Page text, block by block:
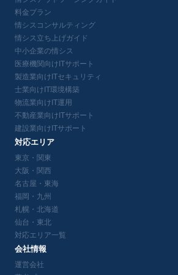
料金プラン
情シスコンサルティング
情シス立ち上げガイド
中小企業の情シス
医療機関向けITサポート
製造業向けITセキュリティ
士業向けIT環境構築
物流業向けIT運用
不動産業向けITサポート
建設業向けITサポート
対応エリア
東京・関東
大阪・関西
名古屋・東海
福岡・九州
札幌・北海道
仙台・東北
対応エリア一覧
会社情報
運営会社